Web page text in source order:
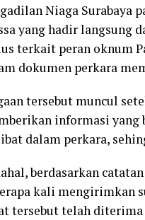
Niaga Surabaya
yang hadir langsung
terkait peran oknum
dokumen perkara
tersebut muncul
informasi yang
dalam perkara,
berdasarkan
kali mengirimkan
tersebut telah diterima